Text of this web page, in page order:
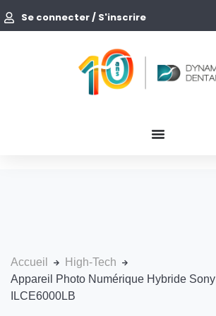
Se connecter / S'inscrire
Accueil
High-Tech
Appareil Photo Numérique Hybride Sony
ILCE6000LB